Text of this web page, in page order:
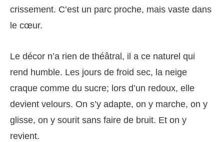
crissement. C’est un parc proche, mais vaste dans
le cœur.
Le décor n’a rien de théâtral, il a ce naturel qui
rend humble. Les jours de froid sec, la neige
craque comme du sucre; lors d’un redoux, elle
devient velours. On s’y adapte, on y marche, on y
glisse, on y sourit sans faire de bruit. Et on y
revient.